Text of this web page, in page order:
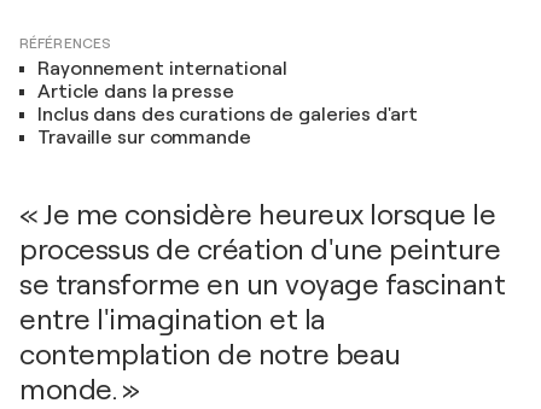
RÉFÉRENCES
Rayonnement international
Article dans la presse
Inclus dans des curations de galeries d'art
Travaille sur commande
« Je me considère heureux lorsque le
processus de création d'une peinture
se transforme en un voyage fascinant
entre l'imagination et la
contemplation de notre beau
monde. »